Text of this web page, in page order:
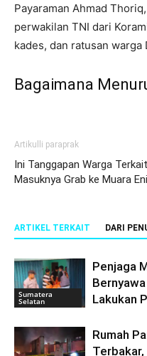
Payaraman Ahmad
perwakilan TNI dari
kades, dan ratusan warga
Bagaimana
Artikulli paraprak
Ini Tanggapan Warga Terkait
Masuknya Grab ke Muara
ARTIKEL TERKAIT DARI
Sumatera
Selatan
Penjaga
Lakukan
Rumah